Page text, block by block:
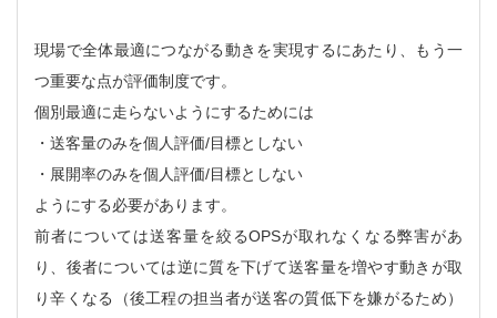
現場で全体最適につながる動きを実現するにあたり、もう一
つ重要な点が評価制度です。
個別最適に走らないようにするためには
・送客量のみを個人評価/目標としない
・展開率のみを個人評価/目標としない
ようにする必要があります。
前者については送客量を絞るOPSが取れなくなる弊害があ
り、後者については逆に質を下げて送客量を増やす動きが取
り辛くなる（後工程の担当者が送客の質低下を嫌がるため）